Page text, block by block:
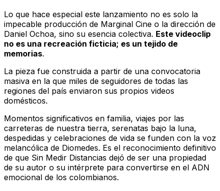
Lo que hace especial este lanzamiento no es solo la
impecable producción de Marginal Cine o la dirección de
Daniel Ochoa, sino su esencia colectiva. Este videoclip
no es una recreación ficticia; es un tejido de
memorias.
La pieza fue construida a partir de una convocatoria
masiva en la que miles de seguidores de todas las
regiones del país enviaron sus propios videos
domésticos.
Momentos significativos en familia, viajes por las
carreteras de nuestra tierra, serenatas bajo la luna,
despedidas y celebraciones de vida se funden con la voz
melancólica de Diomedes. Es el reconocimiento definitivo
de que Sin Medir Distancias dejó de ser una propiedad
de su autor o su intérprete para convertirse en el ADN
emocional de los colombianos.